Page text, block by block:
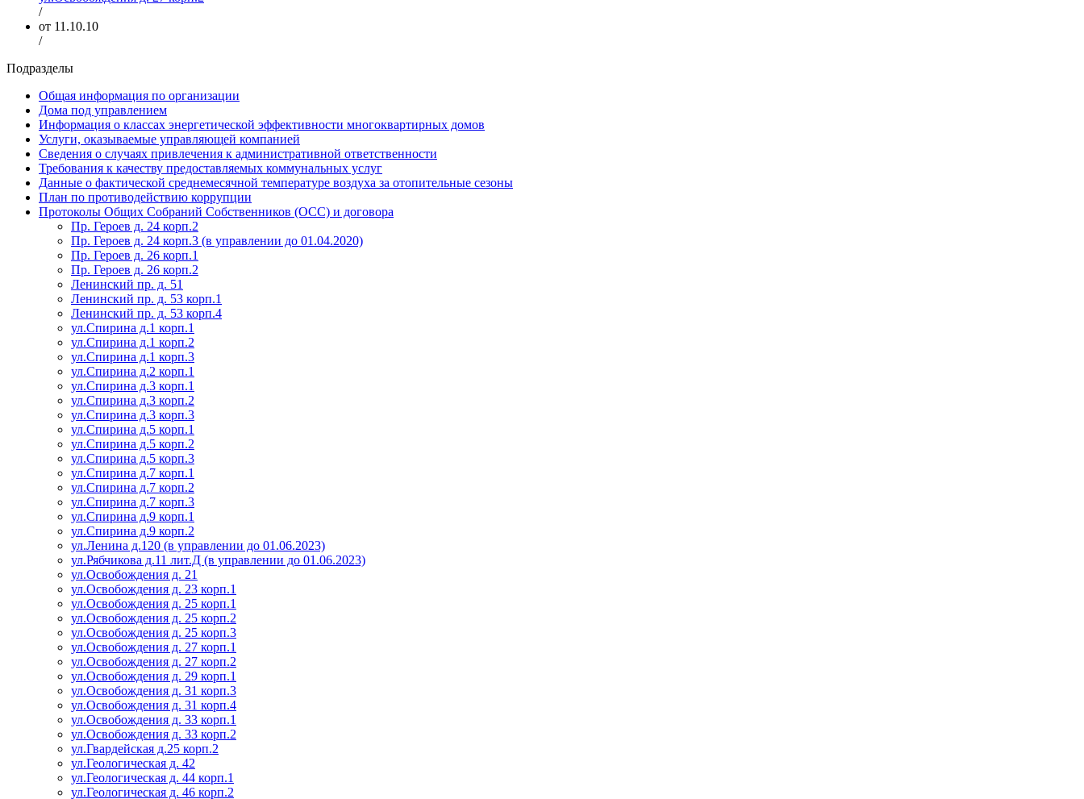
/
от 11.10.10
/
Подразделы
Общая информация по организации
Дома под управлением
Информация о классах энергетической эффективности многоквартирных домов
Услуги, оказываемые управляющей компанией
Сведения о случаях привлечения к административной ответственности
Требования к качеству предоставляемых коммунальных услуг
Данные о фактической среднемесячной температуре воздуха за отопительные сезоны
План по противодействию коррупции
Протоколы Общих Собраний Собственников (ОСС) и договора
Пр. Героев д. 24 корп.2
Пр. Героев д. 24 корп.3 (в управлении до 01.04.2020)
Пр. Героев д. 26 корп.1
Пр. Героев д. 26 корп.2
Ленинский пр. д. 51
Ленинский пр. д. 53 корп.1
Ленинский пр. д. 53 корп.4
ул.Спирина д.1 корп.1
ул.Спирина д.1 корп.2
ул.Спирина д.1 корп.3
ул.Спирина д.2 корп.1
ул.Спирина д.3 корп.1
ул.Спирина д.3 корп.2
ул.Спирина д.3 корп.3
ул.Спирина д.5 корп.1
ул.Спирина д.5 корп.2
ул.Спирина д.5 корп.3
ул.Спирина д.7 корп.1
ул.Спирина д.7 корп.2
ул.Спирина д.7 корп.3
ул.Спирина д.9 корп.1
ул.Спирина д.9 корп.2
ул.Ленина д.120 (в управлении до 01.06.2023)
ул.Рябчикова д.11 лит.Д (в управлении до 01.06.2023)
ул.Освобождения д. 21
ул.Освобождения д. 23 корп.1
ул.Освобождения д. 25 корп.1
ул.Освобождения д. 25 корп.2
ул.Освобождения д. 25 корп.3
ул.Освобождения д. 27 корп.1
ул.Освобождения д. 27 корп.2
ул.Освобождения д. 29 корп.1
ул.Освобождения д. 31 корп.3
ул.Освобождения д. 31 корп.4
ул.Освобождения д. 33 корп.1
ул.Освобождения д. 33 корп.2
ул.Гвардейская д.25 корп.2
ул.Геологическая д. 42
ул.Геологическая д. 44 корп.1
ул.Геологическая д. 46 корп.2